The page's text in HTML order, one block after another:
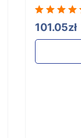
101.05zł